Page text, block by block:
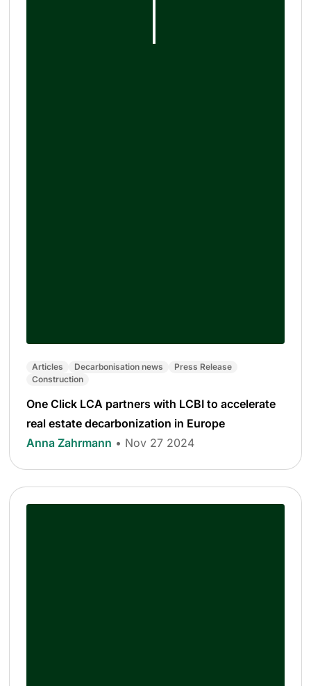
Articles Decarbonisation news
Press Release
Construction
One Click LCA partners with LCBI to accelerate
real estate decarbonization in Europe
Anna Zahrmann • Nov 27 2024